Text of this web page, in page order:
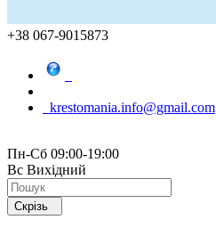
+38 067-9015873
krestomania.info@gmail.com
Пн-Сб 09:00-19:00
Вс Вихідний
Скрізь